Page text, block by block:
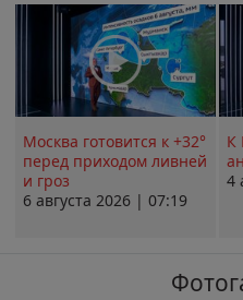
Москва готовится к +32°
перед приходом ливней
и гроз
6 августа 2026 | 07:19
К
4